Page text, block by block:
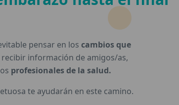
pensar en los cambios que
recibir información de amigos/as,
profesionales de la salud.
te ayudarán en este camino.